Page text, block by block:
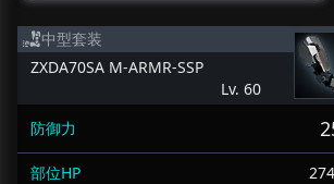
中型套装
ZXDA70SA M-ARMR-SSP
Lv. 60
防御力
部位HP